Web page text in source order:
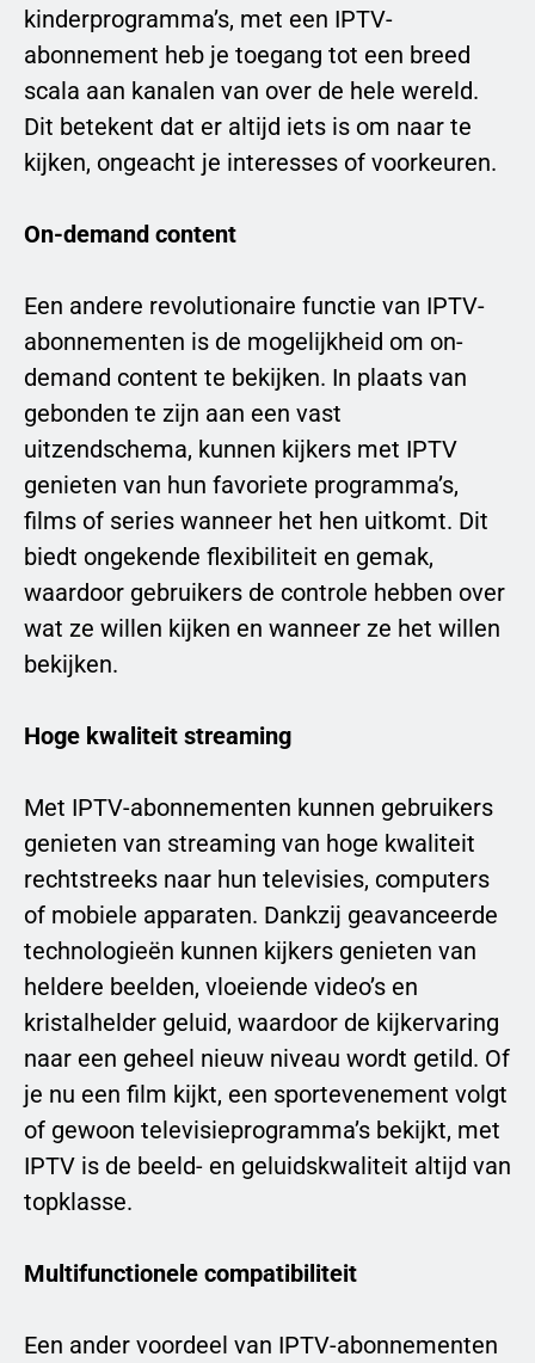
kinderprogramma’s, met een IPTV-
abonnement heb je toegang tot een breed
scala aan kanalen van over de hele wereld.
Dit betekent dat er altijd iets is om naar te
kijken, ongeacht je interesses of voorkeuren.
On-demand content
Een andere revolutionaire functie van IPTV-
abonnementen is de mogelijkheid om on-
demand content te bekijken. In plaats van
gebonden te zijn aan een vast
uitzendschema, kunnen kijkers met IPTV
genieten van hun favoriete programma’s,
films of series wanneer het hen uitkomt. Dit
biedt ongekende flexibiliteit en gemak,
waardoor gebruikers de controle hebben over
wat ze willen kijken en wanneer ze het willen
bekijken.
Hoge kwaliteit streaming
Met IPTV-abonnementen kunnen gebruikers
genieten van streaming van hoge kwaliteit
rechtstreeks naar hun televisies, computers
of mobiele apparaten. Dankzij geavanceerde
technologieën kunnen kijkers genieten van
heldere beelden, vloeiende video’s en
kristalhelder geluid, waardoor de kijkervaring
naar een geheel nieuw niveau wordt getild. Of
je nu een film kijkt, een sportevenement volgt
of gewoon televisieprogramma’s bekijkt, met
IPTV is de beeld- en geluidskwaliteit altijd van
topklasse.
Multifunctionele compatibiliteit
Een ander voordeel van IPTV-abonnementen